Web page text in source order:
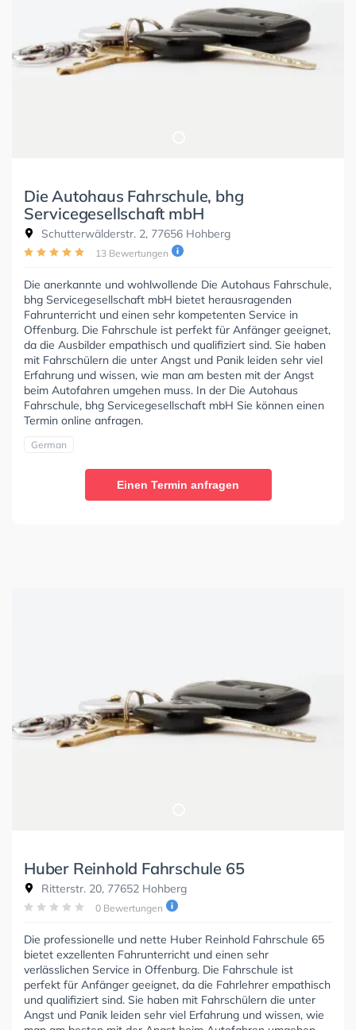
Die Autohaus Fahrschule, bhg
Servicegesellschaft mbH
Schutterwälderstr. 2, 77656 Hohberg
13 Bewertungen
Die anerkannte und wohlwollende Die Autohaus Fahrschule,
bhg Servicegesellschaft mbH bietet herausragenden
Fahrunterricht und einen sehr kompetenten Service in
Offenburg. Die Fahrschule ist perfekt für Anfänger geeignet,
da die Ausbilder empathisch und qualifiziert sind. Sie haben
mit Fahrschülern die unter Angst und Panik leiden sehr viel
Erfahrung und wissen, wie man am besten mit der Angst
beim Autofahren umgehen muss. In der Die Autohaus
Fahrschule, bhg Servicegesellschaft mbH Sie können einen
Termin online anfragen.
German
Einen Termin anfragen
Huber Reinhold Fahrschule 65
Ritterstr. 20, 77652 Hohberg
0 Bewertungen
Die professionelle und nette Huber Reinhold Fahrschule 65
bietet exzellenten Fahrunterricht und einen sehr
verlässlichen Service in Offenburg. Die Fahrschule ist
perfekt für Anfänger geeignet, da die Fahrlehrer empathisch
und qualifiziert sind. Sie haben mit Fahrschülern die unter
Angst und Panik leiden sehr viel Erfahrung und wissen, wie